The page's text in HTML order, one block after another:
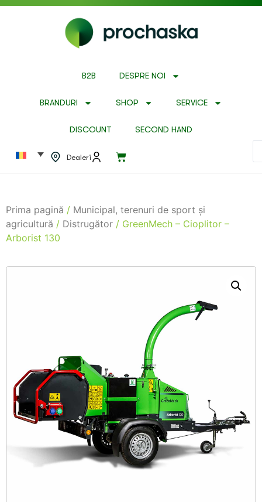
B2B DESPRE NOI
BRANDURI SHOP SERVICE
DISCOUNT SECOND HAND
Dealeri
Prima pagină / Municipal, terenuri de sport și
agricultură / Distrugător / GreenMech – Cioplitor –
Arborist 130